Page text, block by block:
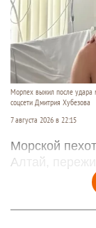
Морпех выжил после удара
соцсети Дмитрия Хубезова
7 августа 2026 в 22:15
Морской
Алтай,